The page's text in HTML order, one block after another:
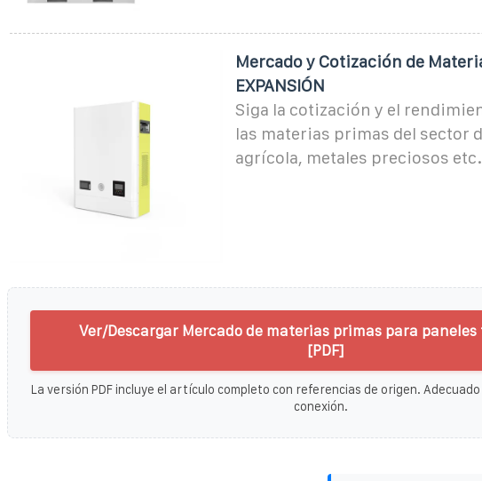
Mercado y Cotización de
EXPANSIÓN
Siga la cotización y el
las materias primas del sector
agrícola, metales preciosos etc.
Ver/Descargar Mercado de materias primas para
[PDF]
La versión PDF incluye el artículo completo con referencias de origen.
conexión.